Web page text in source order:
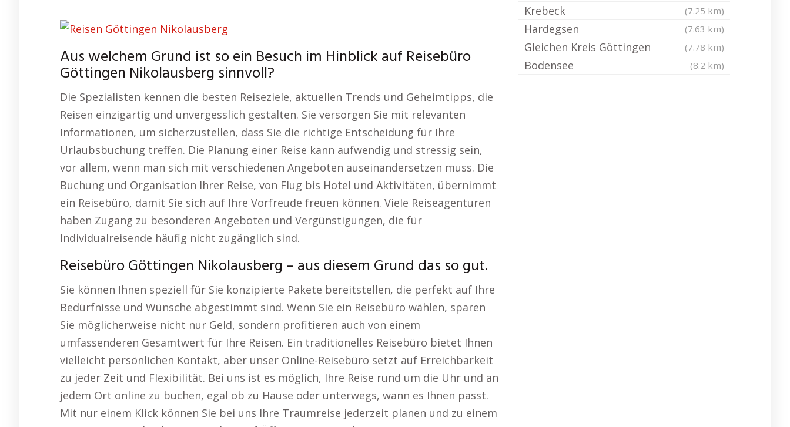
Aus welchem Grund ist so ein Besuch im Hinblick auf Reisebüro
Göttingen Nikolausberg sinnvoll?
Die Spezialisten kennen die besten Reiseziele, aktuellen Trends und Geheimtipps, die
Reisen einzigartig und unvergesslich gestalten. Sie versorgen Sie mit relevanten
Informationen, um sicherzustellen, dass Sie die richtige Entscheidung für Ihre
Urlaubsbuchung treffen. Die Planung einer Reise kann aufwendig und stressig sein,
vor allem, wenn man sich mit verschiedenen Angeboten auseinandersetzen muss. Die
Buchung und Organisation Ihrer Reise, von Flug bis Hotel und Aktivitäten, übernimmt
ein Reisebüro, damit Sie sich auf Ihre Vorfreude freuen können. Viele Reiseagenturen
haben Zugang zu besonderen Angeboten und Vergünstigungen, die für
Individualreisende häufig nicht zugänglich sind.
Reisebüro Göttingen Nikolausberg – aus diesem Grund das so gut.
Sie können Ihnen speziell für Sie konzipierte Pakete bereitstellen, die perfekt auf Ihre
Bedürfnisse und Wünsche abgestimmt sind. Wenn Sie ein Reisebüro wählen, sparen
Sie möglicherweise nicht nur Geld, sondern profitieren auch von einem
umfassenderen Gesamtwert für Ihre Reisen. Ein traditionelles Reisebüro bietet Ihnen
vielleicht persönlichen Kontakt, aber unser Online-Reisebüro setzt auf Erreichbarkeit
zu jeder Zeit und Flexibilität. Bei uns ist es möglich, Ihre Reise rund um die Uhr und an
jedem Ort online zu buchen, egal ob zu Hause oder unterwegs, wann es Ihnen passt.
Mit nur einem Klick können Sie bei uns Ihre Traumreise jederzeit planen und zu einem
Krebeck (7.25 km)
Hardegsen (7.63 km)
Gleichen Kreis Göttingen (7.78 km)
Bodensee (8.2 km)